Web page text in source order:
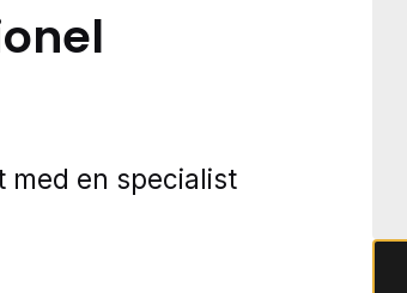
med en specialist